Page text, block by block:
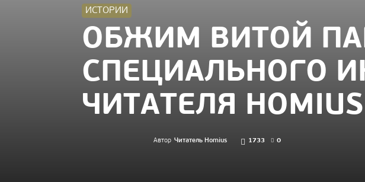
ИСТОРИИ
ОБЖИМ ВИТОЙ
СПЕЦИАЛЬНОГО
ЧИТАТЕЛЯ HOMIUS
Автор Читатель Homius 1733 0